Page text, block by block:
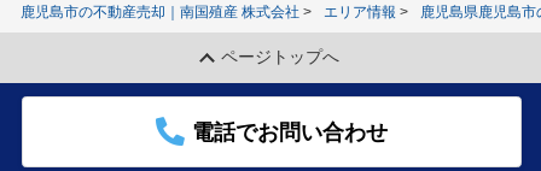
鹿児島市の不動産売却｜南国殖産 株式会社 エリア情報 鹿児島県鹿児島
ページトップへ
電話でお問い合わせ